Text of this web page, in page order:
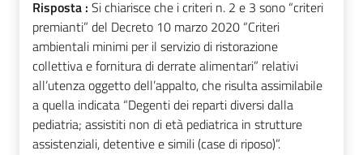
Risposta : Si chiarisce che i criteri n. 2 e 3 sono “criteri
premianti” del Decreto 10 marzo 2020 “Criteri
ambientali minimi per il servizio di ristorazione
collettiva e fornitura di derrate alimentari” relativi
all’utenza oggetto dell’appalto, che risulta assimilabile
a quella indicata “Degenti dei reparti diversi dalla
pediatria; assistiti non di età pediatrica in strutture
assistenziali, detentive e simili (case di riposo)”.